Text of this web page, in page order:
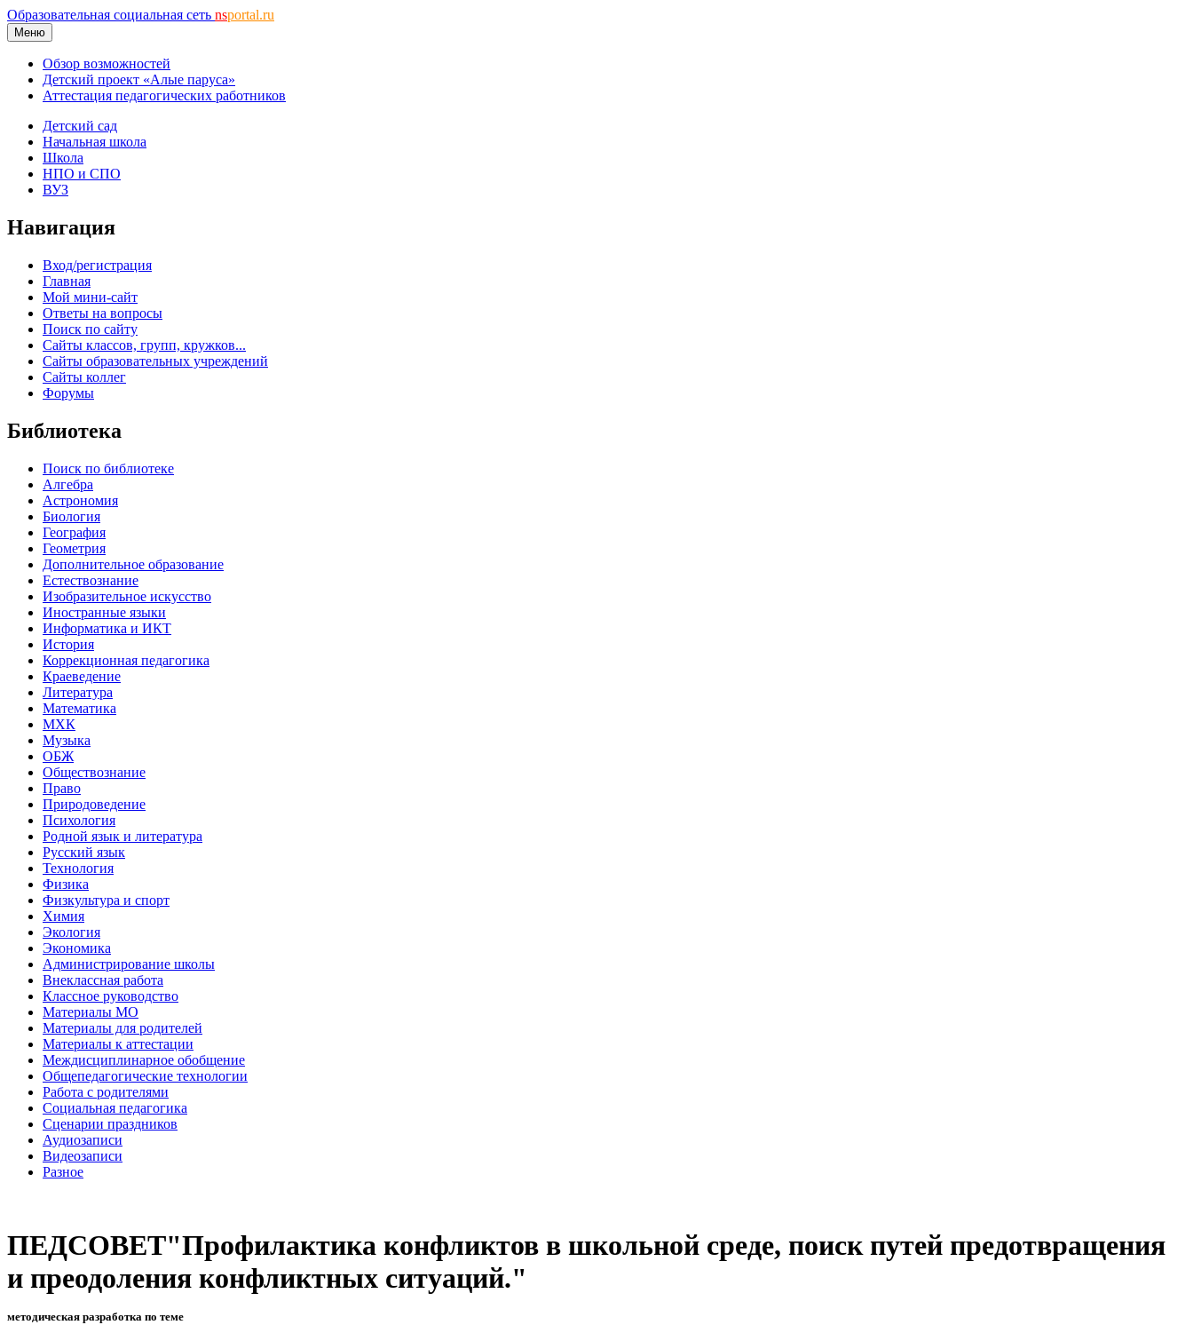
Образовательная социальная сеть nsportal.ru
Меню
Обзор возможностей
Детский проект «Алые паруса»
Аттестация педагогических работников
Детский сад
Начальная школа
Школа
НПО и СПО
ВУЗ
Навигация
Вход/регистрация
Главная
Мой мини-сайт
Ответы на вопросы
Поиск по сайту
Сайты классов, групп, кружков...
Сайты образовательных учреждений
Сайты коллег
Форумы
Библиотека
Поиск по библиотеке
Алгебра
Астрономия
Биология
География
Геометрия
Дополнительное образование
Естествознание
Изобразительное искусство
Иностранные языки
Информатика и ИКТ
История
Коррекционная педагогика
Краеведение
Литература
Математика
МХК
Музыка
ОБЖ
Обществознание
Право
Природоведение
Психология
Родной язык и литература
Русский язык
Технология
Физика
Физкультура и спорт
Химия
Экология
Экономика
Администрирование школы
Внеклассная работа
Классное руководство
Материалы МО
Материалы для родителей
Материалы к аттестации
Междисциплинарное обобщение
Общепедагогические технологии
Работа с родителями
Социальная педагогика
Сценарии праздников
Аудиозаписи
Видеозаписи
Разное
ПЕДСОВЕТ"Профилактика конфликтов в школьной среде, поиск путей предотвращения
и преодоления конфликтных ситуаций."
методическая разработка по теме